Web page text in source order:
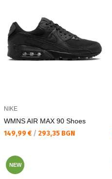
NIKE
WMNS AIR MAX 90 Shoes
Текуща цена:
149,99 € / 293,35 BGN
NEW